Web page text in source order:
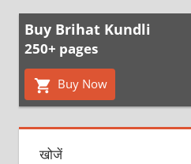
Buy Brihat Kundli
250+ pages
Buy Now
खोजें